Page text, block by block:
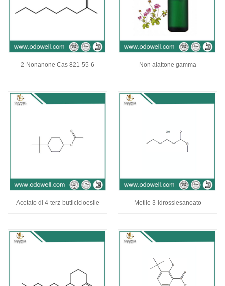
2-Nonanone Cas 821-55-6 Non alattone gamma
Acetato di 4-terz-butilcicloesile Metile 3-idrossiesanoato